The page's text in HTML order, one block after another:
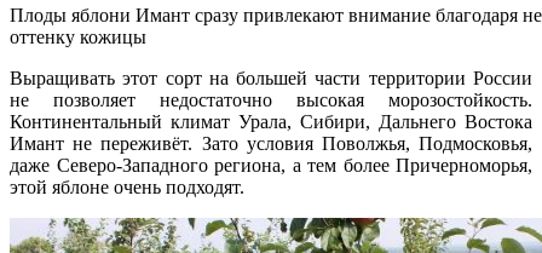
Плоды яблони Имант сразу привлекают внимание благодаря
оттенку кожицы
Выращивать этот сорт на большей части территории России
не позволяет недостаточно высокая морозостойкость.
Континентальный климат Урала, Сибири, Дальнего Востока
Имант не переживёт. Зато условия Поволжья, Подмосковья,
даже Северо-Западного региона, а тем более Причерноморья,
этой яблоне очень подходят.